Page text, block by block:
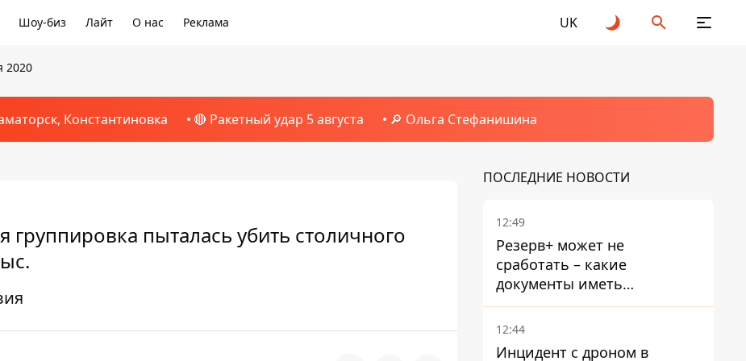
Шоу-биз Лайт О нас Реклама UK
2020
Константиновка 🔴 Ракетный удар 5 августа 🔎 Ольга Стефанишина
группировка пыталась убить столичного
ПОСЛЕДНИЕ НОВОСТИ
12:49
Резерв+ может не
сработать – какие
документы иметь
мужчинам, чтобы не
попасть в ТЦК
12:44
Инцидент с дроном в